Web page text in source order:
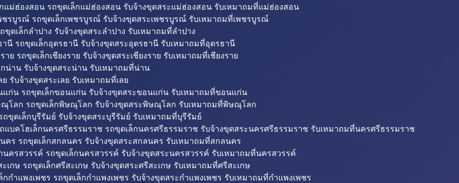
ม่ฮ่องสอน รถขุดเล็กแม่ฮ่องสอน รับจ้างขุดสระแม่ฮ่องสอน รับเหมาถมที่แม่ฮ่องสอน
รบูรณ์ รถขุดเล็กเพชรบูรณ์ รับจ้างขุดสระเพชรบูรณ์ รับเหมาถมที่เพชรบูรณ์
ดเล็กลำปาง รับจ้างขุดสระลำปาง รับเหมาถมที่ลำปาง
นี รถขุดเล็กอุดรธานี รับจ้างขุดสระอุดรธานี รับเหมาถมที่อุดรธานี
ย รถขุดเล็กเชียงราย รับจ้างขุดสระเชียงราย รับเหมาถมที่เชียงราย
น่าน รับจ้างขุดสระน่าน รับเหมาถมที่น่าน
รับจ้างขุดสระเลย รับเหมาถมที่เลย
ก่น รถขุดเล็กขอนแก่น รับจ้างขุดสระขอนแก่น รับเหมาถมที่ขอนแก่น
โลก รถขุดเล็กพิษณุโลก รับจ้างขุดสระพิษณุโลก รับเหมาถมที่พิษณุโลก
ขุดเล็กบุรีรัมย์ รับจ้างขุดสระบุรีรัมย์ รับเหมาถมที่บุรีรัมย์
บคโฮเล็กนครศรีธรรมราช รถขุดเล็กนครศรีธรรมราช รับจ้างขุดสระนครศรีธรรมราช รับเหมาถมที่นครศรีธรรมราช
ร รถขุดเล็กสกลนคร รับจ้างขุดสระสกลนคร รับเหมาถมที่สกลนคร
ครสวรรค์ รถขุดเล็กนครสวรรค์ รับจ้างขุดสระนครสวรรค์ รับเหมาถมที่นครสวรรค์
กษ รถขุดเล็กศรีสะเกษ รับจ้างขุดสระศรีสะเกษ รับเหมาถมที่ศรีสะเกษ
กำแพงเพชร รถขุดเล็กกำแพงเพชร รับจ้างขุดสระกำแพงเพชร รับเหมาถมที่กำแพงเพชร